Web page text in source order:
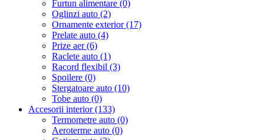
Furtun alimentare (0)
Oglinzi auto (2)
Ornamente exterior (17)
Prelate auto (4)
Prize aer (6)
Raclete auto (1)
Racord flexibil (3)
Spoilere (0)
Stergatoare auto (10)
Tobe auto (0)
Accesorii interior (133)
Termometre auto (0)
Aeroterme auto (0)